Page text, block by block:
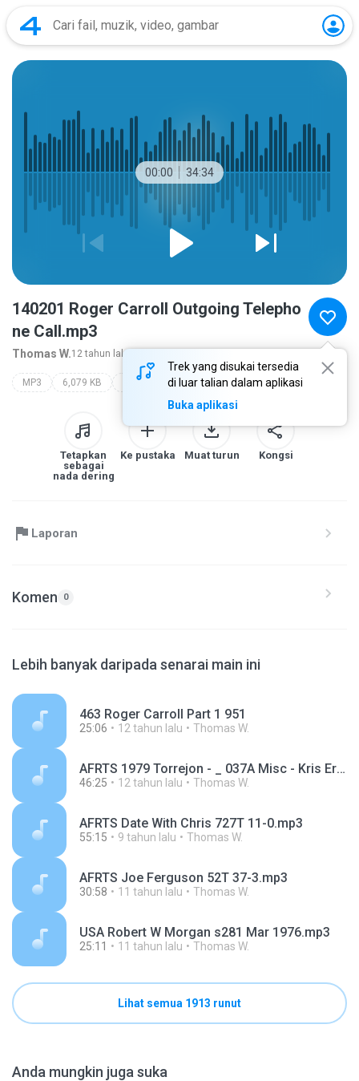
00:00 34:34
Trek yang disukai tersedia
di luar talian dalam aplikasi
Buka aplikasi
140201 Roger Carroll Outgoing Telepho
ne Call.mp3
Thomas W.12 tahun lalu
MP3 6,079 KB Other
Tetapkan
sebagai
nada dering
Ke pustaka Muat turun Kongsi
Laporan
Komen 0
Lebih banyak daripada senarai main ini
463 Roger Carroll Part 1 951
25:06 12 tahun lalu Thomas W.
AFRTS 1979 Torrejon - _ 037A Misc - Kris Erik Stevens - Wolfman Jack - Jonhy Darin 1979-10-26.mp3
46:25 12 tahun lalu Thomas W.
AFRTS Date With Chris 727T 11-0.mp3
55:15 9 tahun lalu Thomas W.
AFRTS Joe Ferguson 52T 37-3.mp3
30:58 11 tahun lalu Thomas W.
USA Robert W Morgan s281 Mar 1976.mp3
25:11 11 tahun lalu Thomas W.
Lihat semua 1913 runut
Anda mungkin juga suka